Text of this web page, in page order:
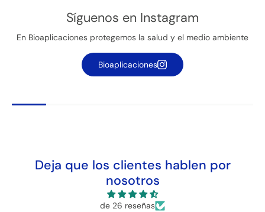
Síguenos en Instagram
En Bioaplicaciones protegemos la salud y el medio ambiente
Bioaplicaciones
Deja que los clientes hablen por
nosotros
de 26 reseñas
Se requiere iniciar sesión
Inicie sesión en su cuenta para agregar productos a
su lista de deseos y ver los artículos guardados